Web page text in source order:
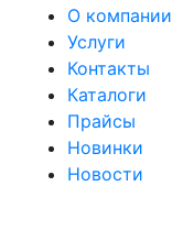
О компании
Услуги
Контакты
Каталоги
Прайсы
Новинки
Новости